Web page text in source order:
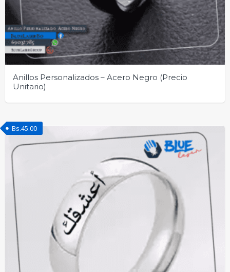
Anillos Personalizados – Acero Negro (Precio
Unitario)
Bs.45.00